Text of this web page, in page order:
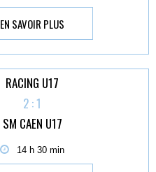
EN SAVOIR PLUS
RACING U17
2 : 1
SM CAEN U17
14 h 30 min